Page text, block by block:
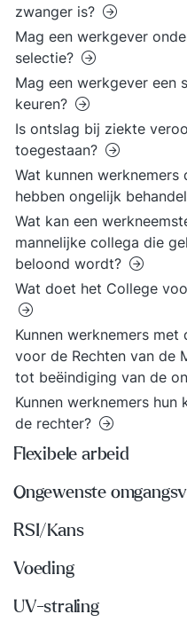
zwanger is?
Mag een werkgever
selectie?
Mag een werkgever een
keuren?
Is ontslag bij ziekte
toegestaan?
Wat kunnen
hebben ongelijk
Wat kan een
mannelijke collega die
beloond wordt?
Wat doet het College
Kunnen werknemers
voor de Rechten van de
tot beëindiging van de
Kunnen werknemers
de rechter?
Flexibele arbeid
Ongewenste
RSI/Kans
Voeding
UV-straling